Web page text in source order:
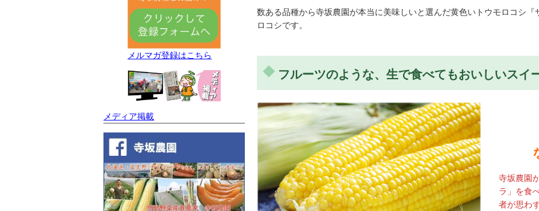
数ある品種から寺坂農園が本当に美味しいと選んだ黄色いトウモロコシ
ロコシです。
フルーツのような、生で食べてもおいしいスイ
寺坂農園
ラ」を食
者が思わ
メルマガ登録はこちら
メディア掲載